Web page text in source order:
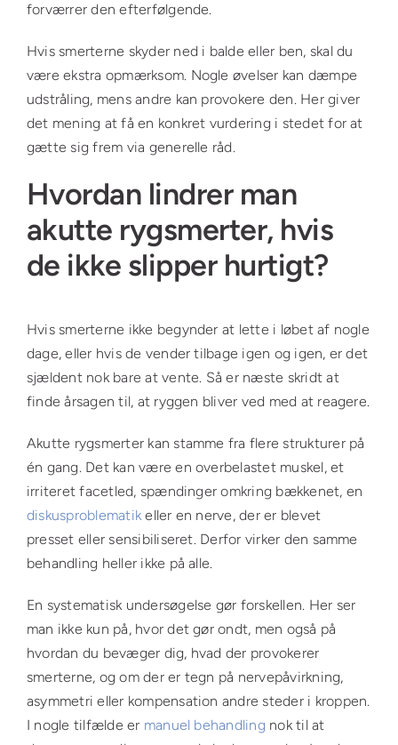
forværrer den efterfølgende.
Hvis smerterne skyder ned i balde eller ben, skal du
være ekstra opmærksom. Nogle øvelser kan dæmpe
udstråling, mens andre kan provokere den. Her giver
det mening at få en konkret vurdering i stedet for at
gætte sig frem via generelle råd.
Hvordan lindrer man
akutte rygsmerter, hvis
de ikke slipper hurtigt?
Hvis smerterne ikke begynder at lette i løbet af nogle
dage, eller hvis de vender tilbage igen og igen, er det
sjældent nok bare at vente. Så er næste skridt at
finde årsagen til, at ryggen bliver ved med at reagere.
Akutte rygsmerter kan stamme fra flere strukturer på
én gang. Det kan være en overbelastet muskel, et
irriteret facetled, spændinger omkring bækkenet, en
diskusproblematik eller en nerve, der er blevet
presset eller sensibiliseret. Derfor virker den samme
behandling heller ikke på alle.
En systematisk undersøgelse gør forskellen. Her ser
man ikke kun på, hvor det gør ondt, men også på
hvordan du bevæger dig, hvad der provokerer
smerterne, og om der er tegn på nervepåvirkning,
asymmetri eller kompensation andre steder i kroppen.
I nogle tilfælde er manuel behandling nok til at